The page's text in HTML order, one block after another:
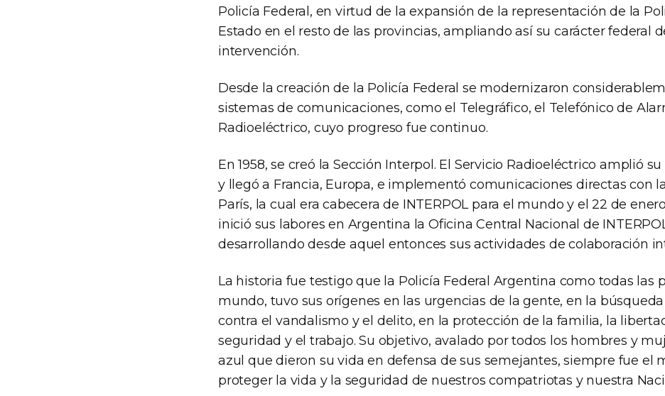
Policía Federal, en virtud de la expansión de la representación de la
Estado en el resto de las provincias, ampliando así su carácter federal
intervención.
Desde la creación de la Policía Federal se modernizaron
sistemas de comunicaciones, como el Telegráfico, el Telefónico de
Radioeléctrico, cuyo progreso fue continuo.
En 1958, se creó la Sección Interpol. El Servicio Radioeléctrico amplió
y llegó a Francia, Europa, e implementó comunicaciones directas con
París, la cual era cabecera de INTERPOL para el mundo y el 22 de
inició sus labores en Argentina la Oficina Central Nacional de
desarrollando desde aquel entonces sus actividades de colaboración
La historia fue testigo que la Policía Federal Argentina como todas las
mundo, tuvo sus orígenes en las urgencias de la gente, en la
contra el vandalismo y el delito, en la protección de la familia, la
seguridad y el trabajo. Su objetivo, avalado por todos los hombres y
azul que dieron su vida en defensa de sus semejantes, siempre fue el
proteger la vida y la seguridad de nuestros compatriotas y nuestra